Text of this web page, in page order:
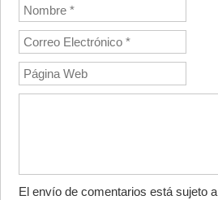
El envío de comentarios está sujeto